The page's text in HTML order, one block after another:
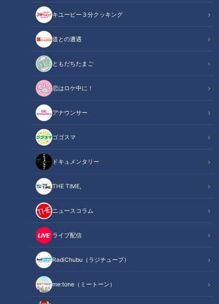
キユーピー３分クッキング
道との遭遇
ともだちたまご
恋はロケ中に！
アナウンサー
ゴゴスマ
ドキュメンタリー
THE TIME,
ニュースコラム
ライブ配信
RadiChubu（ラジチューブ）
me:tone（ミートーン）
CBC web
「CBC web」からのお知らせ
＜番組紹介＞
ＣＢＣテレビでは3月19日（日）午後4時より、「パンサー向
井の新時代アスリート応援宣言！」を放送します。新時代を担
う東海地区の天才アスリートキッズをパンサーの向井慧と峯岸
みなみが徹底応援！「新時代アスリート」を紹介するのは具志
堅用高、大西ライオン、ジェラードンのアタック西本。「サッ
カー」の新時代アスリートはどんな練習をしているのか？プロ
顔負けの足技も披露。アタック西本と１対１で対決。勝負の行
方は！？さらにアタック西本が秘技を伝授。果たして体得でき
るのか！？
「ボクシング」の新時代アスリートは高校１年生の女の子。
○○と二刀流！？具志堅用高がその秘密に迫る。元世界チャン
ピオンとのミット打ちでその才能が明かされる。あの現役プロ